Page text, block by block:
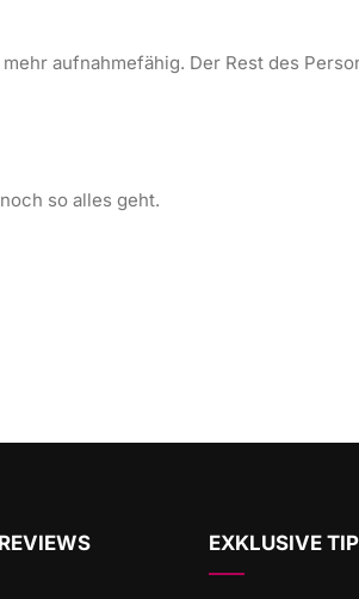
aufnahmefähig. Der Rest des
so alles geht.
EXKLUSIVE